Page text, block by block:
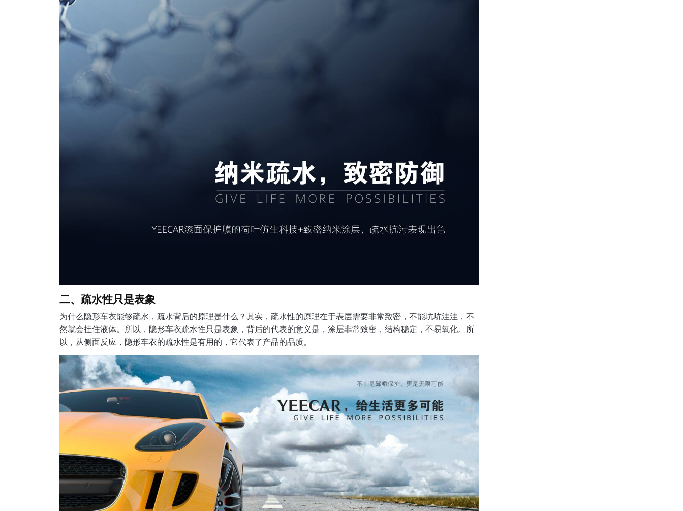
二、疏水性只是表象
为什么隐形车衣能够疏水，疏水背后的原理是什么？其实，疏水性的原理在于表层需要非常致密，不能坑坑洼洼，不
然就会挂住液体。所以，隐形车衣疏水性只是表象，背后的代表的意义是，涂层非常致密，结构稳定，不易氧化。所
以，从侧面反应，隐形车衣的疏水性是有用的，它代表了产品的品质。